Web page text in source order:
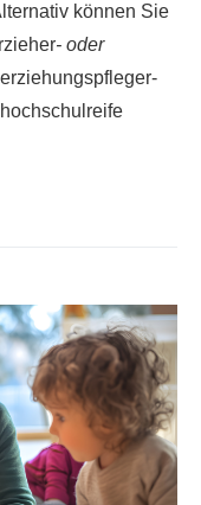
können Sie
- oder